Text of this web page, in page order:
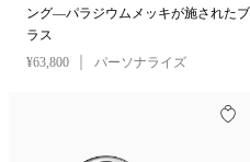
ング—パラジウムメッキが施されたブ
ラス
¥63,800
パーソナライズ